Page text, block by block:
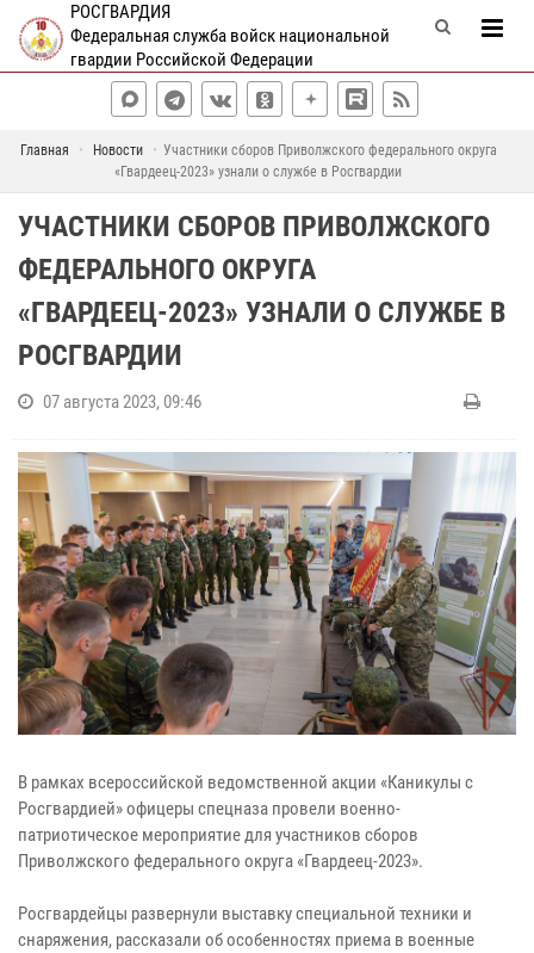
РОСГВАРДИЯ
Федеральная служба войск национальной
гвардии Российской Федерации
Главная Новости
Участники сборов Приволжского федерального округа
«Гвардеец-2023» узнали о службе в Росгвардии
УЧАСТНИКИ СБОРОВ ПРИВОЛЖСКОГО
ФЕДЕРАЛЬНОГО ОКРУГА
«ГВАРДЕЕЦ-2023» УЗНАЛИ О СЛУЖБЕ В
РОСГВАРДИИ
07 августа 2023, 09:46
В рамках всероссийской ведомственной акции «Каникулы с
Росгвардией» офицеры спецназа провели военно-
патриотическое мероприятие для участников сборов
Приволжского федерального округа «Гвардеец-2023».
Росгвардейцы развернули выставку специальной техники и
снаряжения, рассказали об особенностях приема в военные